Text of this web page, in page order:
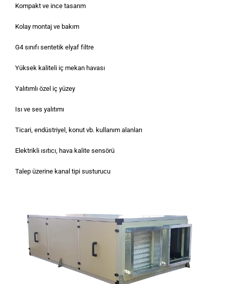
Kompakt ve ince tasarım
Kolay montaj ve bakım
G4 sınıfı sentetik elyaf filtre
Yüksek kaliteli iç mekan havası
Yalıtımlı özel iç yüzey
Isı ve ses yalıtımı
Ticari, endüstriyel, konut vb. kullanım alanları
Elektrikli ısıtıcı, hava kalite sensörü
Talep üzerine kanal tipi susturucu